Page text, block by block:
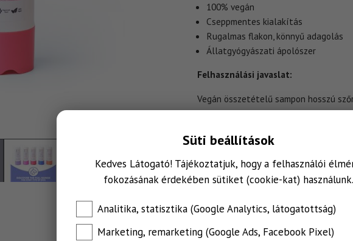
100% vegán
Cseppmentes kialakítás
Rugalmas flakon, könnyű adagolás
Állatgyógyászati ápolószer
Felhasználási javaslat:
Vegán összetételű sampon hosszú
(prebiotikummal) gazdagítva.
által kedvelt illatú, érzékeny bőrön is
igazított pH-értékének köszönhetően
Alkalmazás módja:Külsőleges, bőrön
kutya szőrét langyos vízzel. Vigyen
AQUA, DECYL
GLUCOSIDE, COCAMIDOPROPYL
Süti beállítások
Kedves Látogató! Tájékoztatjuk, hogy a felhasználói
fokozásának érdekében sütiket (cookie-kat) használunk.
Analitika, statisztika (Google Analytics, látogatottság)
Marketing, remarketing (Google Ads, Facebook Pixel)